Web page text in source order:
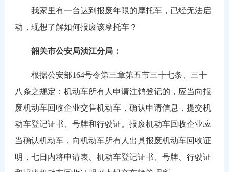
我家里有一台达到报废年限的摩托车，已经无法启
动，现想了解如何报废该摩托车？
韶关市公安局浈江分局：
根据公安部164号令第三章第五节三十七条、三十
八条之规定：机动车所有人申请注销登记的，应当向报
废机动车回收企业交售机动车，确认申请信息，提交机
动车登记证书、号牌和行驶证。报废机动车回收企业应
当确认机动车，向机动车所有人出具报废机动车回收证
明，七日内将申请表、机动车登记证书、号牌、行驶证